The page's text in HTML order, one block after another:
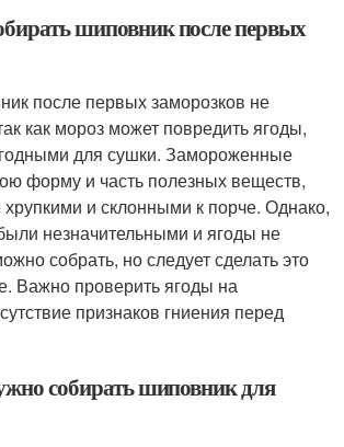
шиповник после первых
после первых заморозков не
как мороз может повредить ягоды,
для сушки. Замороженные
форму и часть полезных веществ,
хрупкими и склонными к порче. Однако,
незначительными и ягоды не
собрать, но следует сделать это
Важно проверить ягоды на
признаков гниения перед
собирать шиповник для